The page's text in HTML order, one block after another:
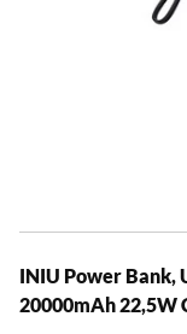
INIU Power Bank,
20000mAh 22,5W